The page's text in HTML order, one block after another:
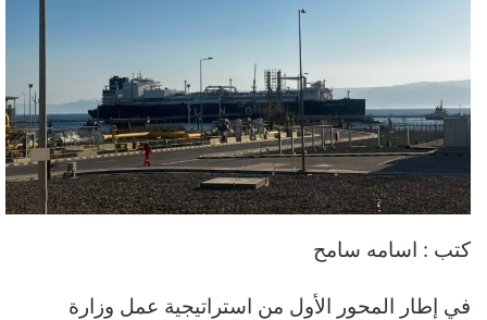
كتب : اسامه سامح
في إطار المحور الأول من استراتيجية عمل وزارة